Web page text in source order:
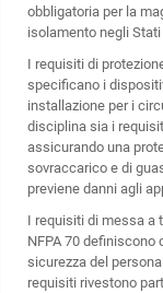
obbligatoria per la
isolamento negli Stati
I requisiti di
specificano i
installazione per i
disciplina sia i
assicurando una
sovraccarico e di
previene danni agli
I requisiti di messa a
NFPA 70
sicurezza del
requisiti rivestono